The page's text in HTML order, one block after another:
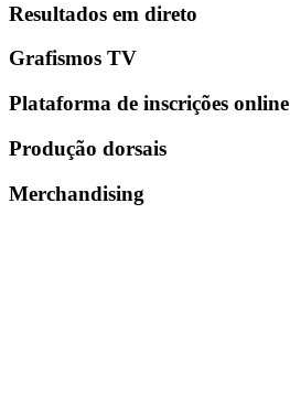
Resultados em direto
Grafismos TV
Plataforma de inscrições online
Produção dorsais
Merchandising